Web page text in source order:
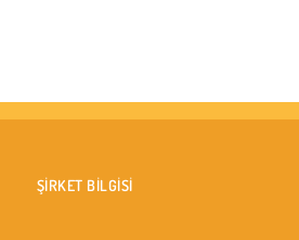
ŞİRKET BİLGİSİ